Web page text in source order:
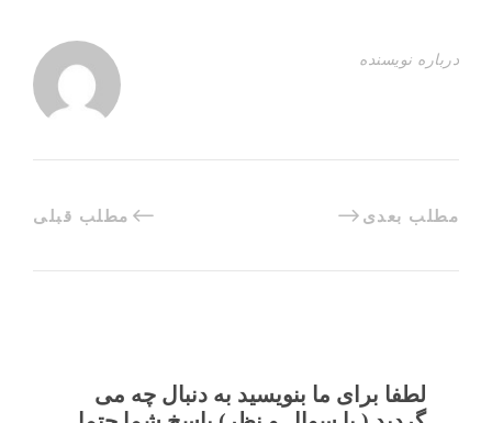
درباره نویسنده
مطلب قبلی مطلب بعدی
لطفا برای ما بنویسید به دنبال چه می